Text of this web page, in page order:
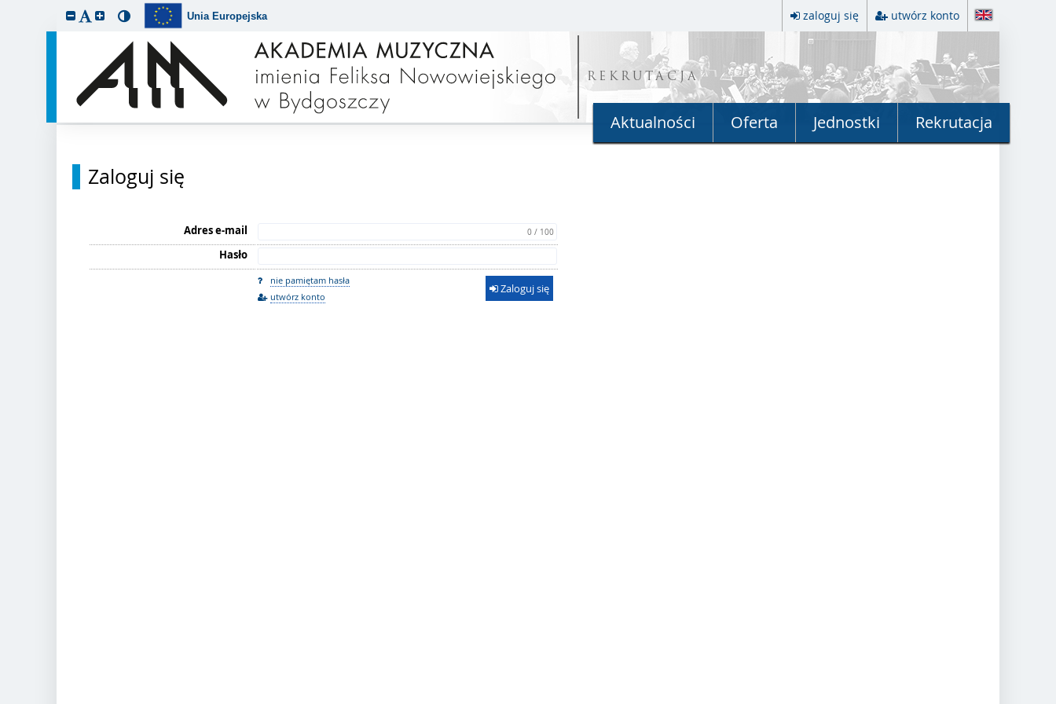
Unia Europejska zaloguj się utwórz konto
REKRUTACJA
Aktualności Oferta Jednostki Rekrutacja
Zaloguj się
Adres e-mail 0 / 100
Hasło
nie pamiętam hasła
utwórz konto
Zaloguj się